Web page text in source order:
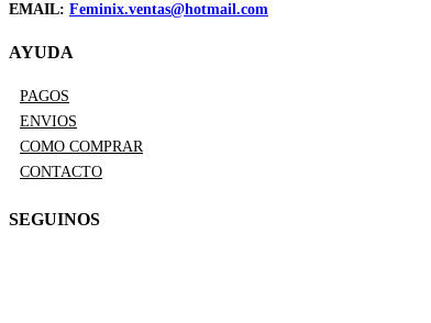
EMAIL: Feminix.ventas@hotmail.com
AYUDA
PAGOS
ENVIOS
COMO COMPRAR
CONTACTO
SEGUINOS